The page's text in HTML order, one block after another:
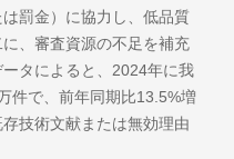
罰金）に協力し、低品質
、審査資源の不足を補充
タによると、2024年に我
件で、前年同期比13.5%増
技術文献または無効理由